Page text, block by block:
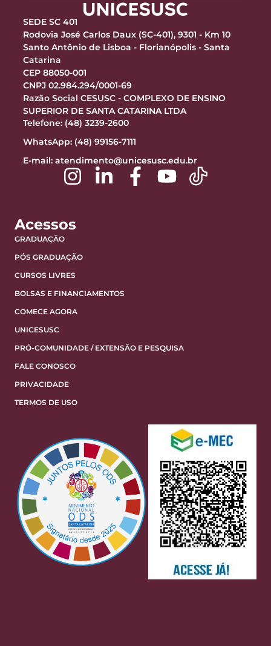
SEDE SC 401
Rodovia José Carlos Daux (SC-401), 9301 - Km 10
Santo Antônio de Lisboa - Florianópolis - Santa
Catarina
CEP 88050-001
CNPJ 02.984.294/0001-69
Razão Social CESUSC - COMPLEXO DE ENSINO
SUPERIOR DE SANTA CATARINA LTDA
Telefone: (48) 3239-2600
WhatsApp: (48) 99156-7111
E-mail: atendimento@unicesusc.edu.br
Acessos
GRADUAÇÃO
PÓS GRADUAÇÃO
CURSOS LIVRES
BOLSAS E FINANCIAMENTOS
COMECE AGORA
UNICESUSC
PRÓ-COMUNIDADE / EXTENSÃO E PESQUISA
FALE CONOSCO
PRIVACIDADE
TERMOS DE USO